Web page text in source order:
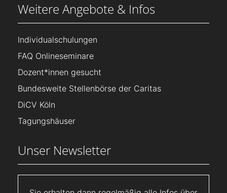
Weitere Angebote & Infos
Individualschulungen
FAQ Onlineseminare
Dozent*innen gesucht
Bundesweite Stellenbörse der Caritas
DiCV Köln
Tagungshäuser
Unser Newsletter